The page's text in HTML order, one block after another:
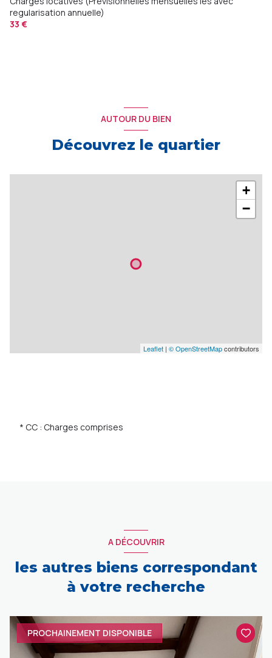
regularisation annuelle)
33 €
AUTOUR DU BIEN
Découvrez le quartier
+
−
Leaflet | © OpenStreetMapcontributors
* CC : Charges comprises
A DÉCOUVRIR
les autres biens correspondant
à votre recherche
PROCHAINEMENT DISPONIBLE